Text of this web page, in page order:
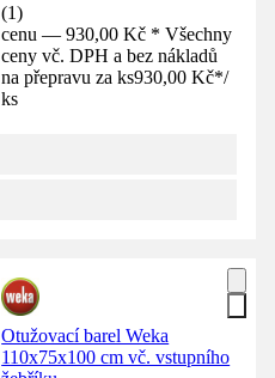
(1)
cenu — 930,00 Kč * Všechny
ceny vč. DPH a bez nákladů
na přepravu za ks930,00 Kč*/
ks
Otužovací barel Weka
110x75x100 cm vč. vstupního